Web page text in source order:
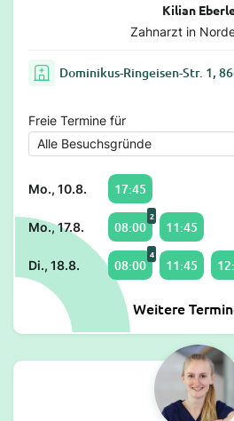
Kilian
Zahnarzt in
Dominikus-Ringeisen-Str. 1,
Freie Termine für
Mo., 10.8. 17:45
Mo., 17.8. 08:00
2
11:45
Di., 18.8. 08:00
4
11:45
Weitere